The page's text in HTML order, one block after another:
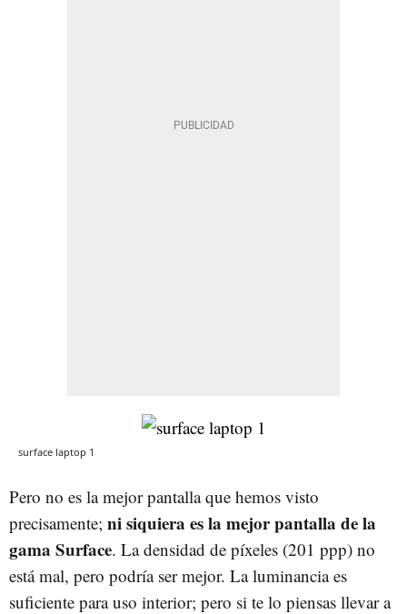
surface laptop 1
Pero no es la mejor pantalla que hemos visto
precisamente; ni siquiera es la mejor pantalla de la
gama Surface. La densidad de píxeles (201 ppp) no
está mal, pero podría ser mejor. La luminancia es
suficiente para uso interior; pero si te lo piensas llevar a